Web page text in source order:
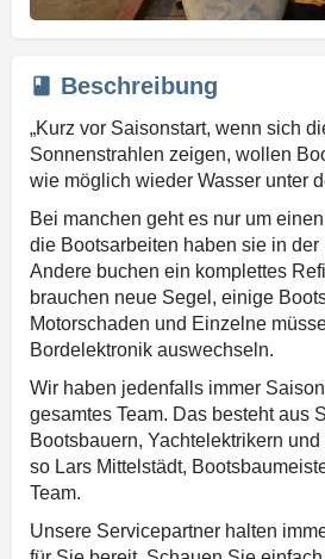
Beschreibung
„Kurz vor Saisonstart, wenn sich
Sonnenstrahlen zeigen, wollen
wie möglich wieder Wasser unter
Bei manchen geht es nur um
die Bootsarbeiten haben sie in
Andere buchen ein komplettes
brauchen neue Segel, einige
Motorschaden und Einzelne
Bordelektronik auswechseln.
Wir haben jedenfalls immer
gesamtes Team. Das besteht aus
Bootsbauern, Yachtelektrikern und
so Lars Mittelstädt,
Team.
Unsere Servicepartner halten